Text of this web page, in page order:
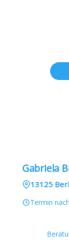
Gabriela
13125
Termin